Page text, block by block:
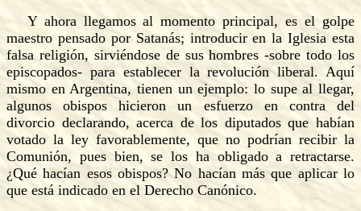
Y ahora llegamos al momento principal, es el golpe
maestro pensado por Satanás; introducir en la Iglesia esta
falsa religión, sirviéndose de sus hombres -sobre todo los
episcopados- para establecer la revolución liberal. Aquí
mismo en Argentina, tienen un ejemplo: lo supe al llegar,
algunos obispos hicieron un esfuerzo en contra del
divorcio declarando, acerca de los diputados que habían
votado la ley favorablemente, que no podrían recibir la
Comunión, pues bien, se los ha obligado a retractarse.
¿Qué hacían esos obispos? No hacían más que aplicar lo
que está indicado en el Derecho Canónico.